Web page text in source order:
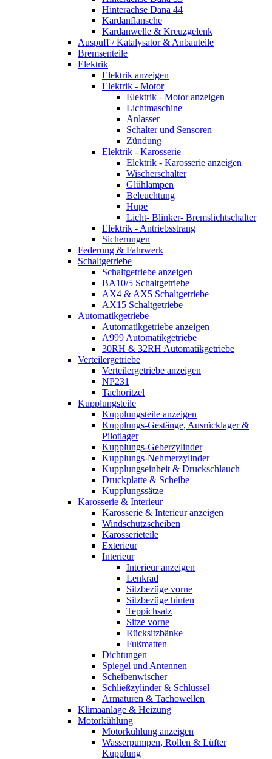
Hinterachse Dana 44
Kardanflansche
Kardanwelle & Kreuzgelenk
Auspuff / Katalysator & Anbauteile
Bremsenteile
Elektrik
Elektrik anzeigen
Elektrik - Motor
Elektrik - Motor anzeigen
Lichtmaschine
Anlasser
Schalter und Sensoren
Zündung
Elektrik - Karosserie
Elektrik - Karosserie anzeigen
Wischerschalter
Glühlampen
Beleuchtung
Hupe
Licht- Blinker- Bremslichtschalter
Elektrik - Antriebsstrang
Sicherungen
Federung & Fahrwerk
Schaltgetriebe
Schaltgetriebe anzeigen
BA10/5 Schaltgetriebe
AX4 & AX5 Schaltgetriebe
AX15 Schaltgetriebe
Automatikgetriebe
Automatikgetriebe anzeigen
A999 Automatikgetriebe
30RH & 32RH Automatikgetriebe
Verteilergetriebe
Verteilergetriebe anzeigen
NP231
Tachoritzel
Kupplungsteile
Kupplungsteile anzeigen
Kupplungs-Gestänge, Ausrücklager &
Pilotlager
Kupplungs-Geberzylinder
Kupplungs-Nehmerzylinder
Kupplungseinheit & Druckschlauch
Druckplatte & Scheibe
Kupplungssätze
Karosserie & Interieur
Karosserie & Interieur anzeigen
Windschutzscheiben
Karosserieteile
Exterieur
Interieur
Interieur anzeigen
Lenkrad
Sitzbezüge vorne
Sitzbezüge hinten
Teppichsatz
Sitze vorne
Rücksitzbänke
Fußmatten
Dichtungen
Spiegel und Antennen
Scheibenwischer
Schließzylinder & Schlüssel
Armaturen & Tachowellen
Klimaanlage & Heizung
Motorkühlung
Motorkühlung anzeigen
Wasserpumpen, Rollen & Lüfter
Kupplung